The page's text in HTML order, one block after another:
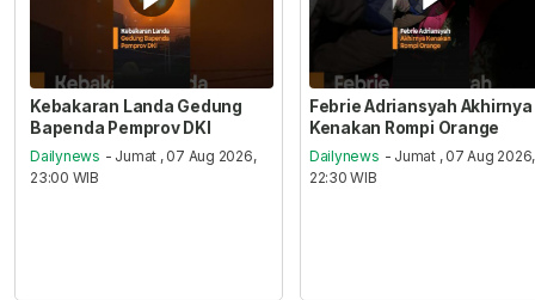
Kebakaran Landa Gedung
Bapenda Pemprov DKI
Dailynews - Jumat , 07 Aug 2026,
23:00 WIB
Febrie Adriansyah Akhirnya
Kenakan Rompi Orange
Dailynews - Jumat , 07 Aug 2026,
22:30 WIB